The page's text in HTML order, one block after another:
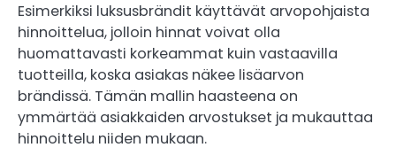
Esimerkiksi luksusbrändit käyttävät arvopohjaista
hinnoittelua, jolloin hinnat voivat olla
huomattavasti korkeammat kuin vastaavilla
tuotteilla, koska asiakas näkee lisäarvon
brändissä. Tämän mallin haasteena on
ymmärtää asiakkaiden arvostukset ja mukauttaa
hinnoittelu niiden mukaan.